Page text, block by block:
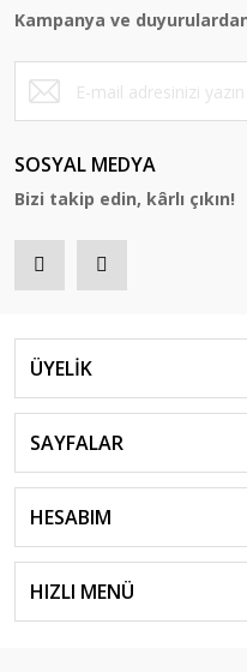
Kampanya ve
SOSYAL MEDYA
Bizi takip edin, kârlı çıkın!
ÜYELİK
SAYFALAR
HESABIM
HIZLI MENÜ